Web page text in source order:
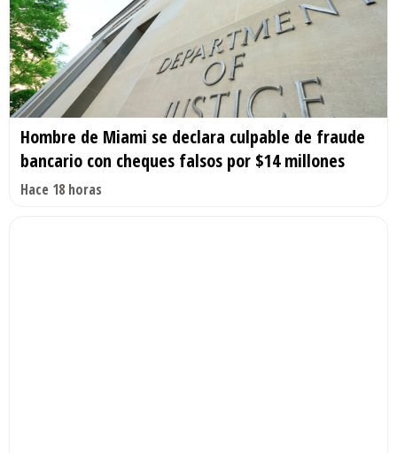
Hombre de Miami se declara culpable de fraude
bancario con cheques falsos por $14 millones
Hace 18 horas